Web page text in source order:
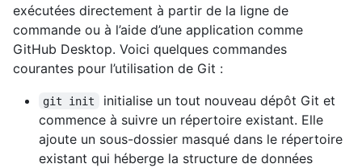
exécutées directement à partir de la ligne de
commande ou à l’aide d’une application comme
GitHub Desktop. Voici quelques commandes
courantes pour l’utilisation de Git :
git init
initialise un tout nouveau dépôt Git et
commence à suivre un répertoire existant. Elle
ajoute un sous-dossier masqué dans le répertoire
existant qui héberge la structure de données